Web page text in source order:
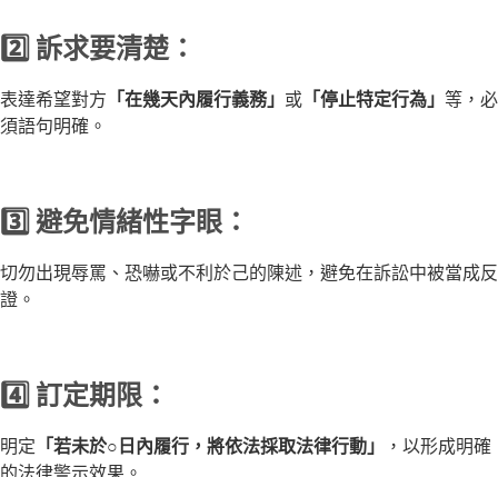
2️⃣ 訴求要清楚：
表達希望對方 「在幾天內履行義務」 或 「停止特定行為」 等，必
須語句明確。
3️⃣ 避免情緒性字眼：
切勿出現辱罵、恐嚇或不利於己的陳述，避免在訴訟中被當成反
證。
4️⃣ 訂定期限：
明定 「若未於○日內履行，將依法採取法律行動」
，以形成明確